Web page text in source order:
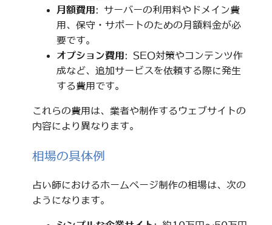
月額費用: サーバーの利用料やドメイン費
用、保守・サポートのための月額料金が必
要です。
オプション費用: SEO対策やコンテンツ作
成など、追加サービスを依頼する際に発生
する費用です。
これらの費用は、業者や制作するウェブサイトの
内容により異なります。
相場の具体例
占い師におけるホームページ制作の相場は、次の
ようになります。